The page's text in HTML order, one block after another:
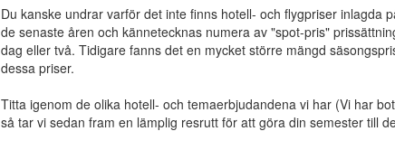
Du kanske undrar varför det inte finns hotell- och flygpriser inlagda
de senaste åren och kännetecknas numera av "spot-pris"
dag eller två. Tidigare fanns det en mycket större mängd
dessa priser.
Titta igenom de olika hotell- och temaerbjudandena vi har (Vi har
så tar vi sedan fram en lämplig resrutt för att göra din semester till